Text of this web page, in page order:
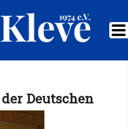
Deutschen